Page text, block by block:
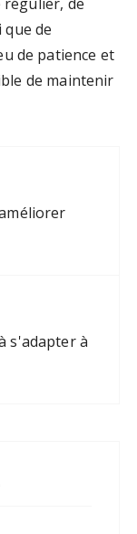
de
de patience et
de maintenir
s'adapter à